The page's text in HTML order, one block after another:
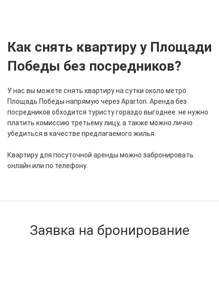
Как снять квартиру у Площади
Победы без посредников?
У нас вы можете снять квартиру на сутки около метро
Площадь Победы напрямую через Aparton. Аренда без
посредников обходится туристу гораздо выгоднее: не нужно
платить комиссию третьему лицу, а также можно лично
убедиться в качестве предлагаемого жилья.
Квартиру для посуточной аренды можно забронировать
онлайн или по телефону.
Заявка на бронирование